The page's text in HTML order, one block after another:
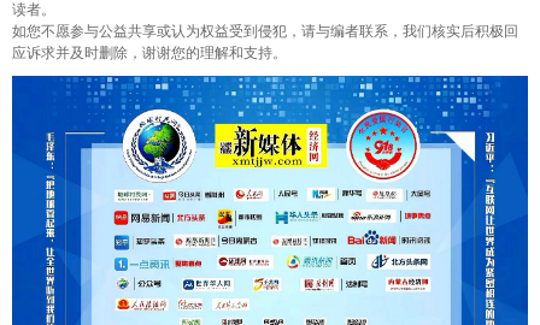
读者。
如您不愿参与公益共享或认为权益受到侵犯，请与编者联系，我们核实后积极回
应诉求并及时删除，谢谢您的理解和支持。